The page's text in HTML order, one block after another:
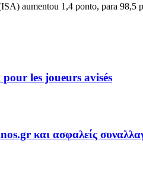
aumentou 1,4 ponto, para
les joueurs avisés
και ασφαλείς